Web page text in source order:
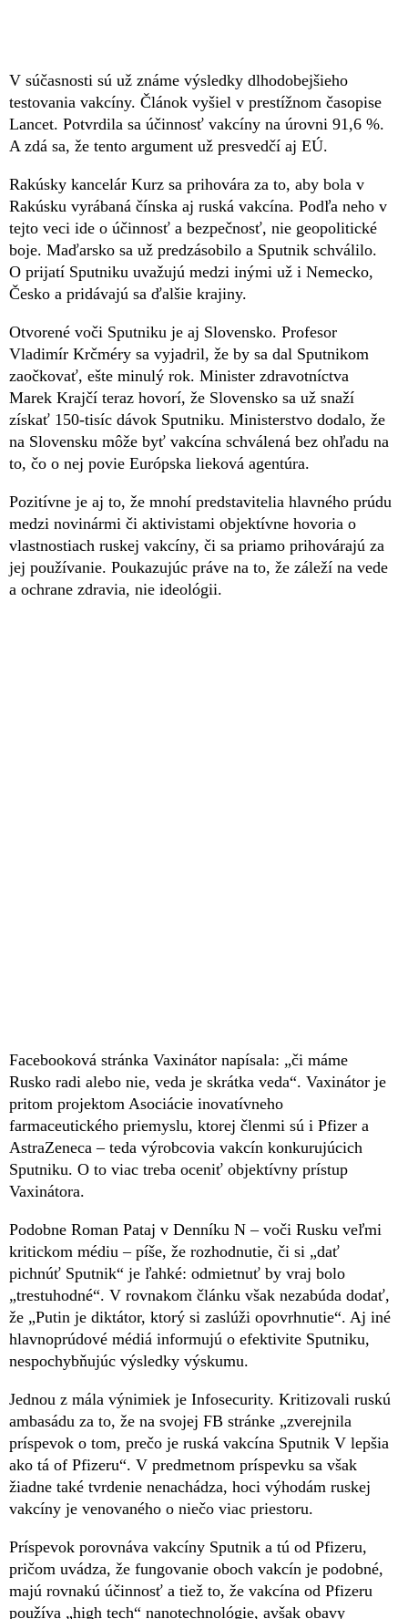
V súčasnosti sú už známe výsledky dlhodobejšieho
testovania vakcíny. Článok vyšiel v prestížnom časopise
Lancet. Potvrdila sa účinnosť vakcíny na úrovni 91,6 %.
A zdá sa, že tento argument už presvedčí aj EÚ.
Rakúsky kancelár Kurz sa prihovára za to, aby bola v
Rakúsku vyrábaná čínska aj ruská vakcína. Podľa neho v
tejto veci ide o účinnosť a bezpečnosť, nie geopolitické
boje. Maďarsko sa už predzásobilo a Sputnik schválilo.
O prijatí Sputniku uvažujú medzi inými už i Nemecko,
Česko a pridávajú sa ďalšie krajiny.
Otvorené voči Sputniku je aj Slovensko. Profesor
Vladimír Krčméry sa vyjadril, že by sa dal Sputnikom
zaočkovať, ešte minulý rok. Minister zdravotníctva
Marek Krajčí teraz hovorí, že Slovensko sa už snaží
získať 150-tisíc dávok Sputniku. Ministerstvo dodalo, že
na Slovensku môže byť vakcína schválená bez ohľadu na
to, čo o nej povie Európska lieková agentúra.
Pozitívne je aj to, že mnohí predstavitelia hlavného prúdu
medzi novinármi či aktivistami objektívne hovoria o
vlastnostiach ruskej vakcíny, či sa priamo prihovárajú za
jej používanie. Poukazujúc práve na to, že záleží na vede
a ochrane zdravia, nie ideológii.
Facebooková stránka Vaxinátor napísala: „či máme
Rusko radi alebo nie, veda je skrátka veda“. Vaxinátor je
pritom projektom Asociácie inovatívneho
farmaceutického priemyslu, ktorej členmi sú i Pfizer a
AstraZeneca – teda výrobcovia vakcín konkurujúcich
Sputniku. O to viac treba oceniť objektívny prístup
Vaxinátora.
Podobne Roman Pataj v Denníku N – voči Rusku veľmi
kritickom médiu – píše, že rozhodnutie, či si „dať
pichnúť Sputnik“ je ľahké: odmietnuť by vraj bolo
„trestuhodné“. V rovnakom článku však nezabúda dodať,
že „Putin je diktátor, ktorý si zaslúži opovrhnutie“. Aj iné
hlavnoprúdové médiá informujú o efektivite Sputniku,
nespochybňujúc výsledky výskumu.
Jednou z mála výnimiek je Infosecurity. Kritizovali ruskú
ambasádu za to, že na svojej FB stránke „zverejnila
príspevok o tom, prečo je ruská vakcína Sputnik V lepšia
ako tá of Pfizeru“. V predmetnom príspevku sa však
žiadne také tvrdenie nenachádza, hoci výhodám ruskej
vakcíny je venovaného o niečo viac priestoru.
Príspevok porovnáva vakcíny Sputnik a tú od Pfizeru,
pričom uvádza, že fungovanie oboch vakcín je podobné,
majú rovnakú účinnosť a tiež to, že vakcína od Pfizeru
používa „high tech“ nanotechnológie, avšak obavy